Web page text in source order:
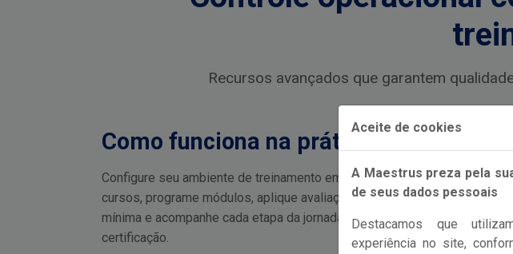
Recursos avançados que garantem
Como funciona na prática
Configure seu ambiente de treinamento em minutos: crie
cursos, programe módulos, aplique avaliações com nota
mínima e acompanhe cada etapa da jornada até a obtenção da
certificação.
Aceite de cookies
A Maestrus preza pela
de seus dados pessoais
Destacamos que
experiência no site,